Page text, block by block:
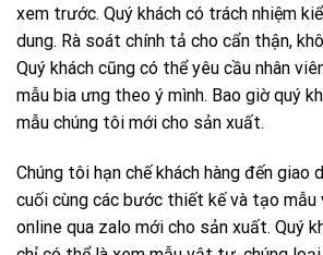
xem trước. Quý khách có trách nhiệm
dung. Rà soát chính tả cho cẩn thận,
Quý khách cũng có thể yêu cầu nhân
mẫu bia ưng theo ý mình. Bao giờ quý
mẫu chúng tôi mới cho sản xuất.
Chúng tôi hạn chế khách hàng đến giao
cuối cùng các bước thiết kế và tạo mẫu
online qua zalo mới cho sản xuất. Quý